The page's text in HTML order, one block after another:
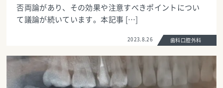
否両論があり、その効果や注意すべきポイントについ
て議論が続いています。本記事 […]
2023.8.26 歯科口腔外科